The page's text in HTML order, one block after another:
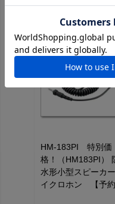
《ステージ価格が設定され
値打ち価格になります！》
HM-183PI 特別価
格！（HM183PI）
水形小型スピーカ
イクロホン 【予約